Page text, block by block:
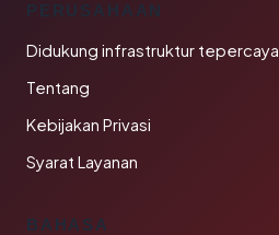
PERUSAHAAN
Didukung infrastruktur tepercaya
Tentang
Kebijakan Privasi
Syarat Layanan
BAHASA